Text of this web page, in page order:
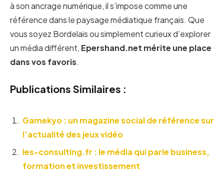
à son ancrage numérique, il s’impose comme une
référence dans le paysage médiatique français. Que
vous soyez Bordelais ou simplement curieux d’explorer
un média différent, Epershand.net mérite une place
dans vos favoris.
Publications Similaires :
Gamekyo : un magazine social de référence sur
l’actualité des jeux vidéo
Ies-consulting.fr : le média qui parle business,
formation et investissement